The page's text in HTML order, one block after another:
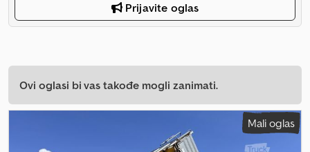
Prijavite oglas
Ovi oglasi bi vas takođe mogli zanimati.
Mali oglas